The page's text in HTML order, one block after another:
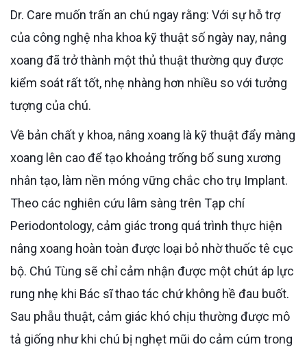
Dr. Care muốn trấn an chú ngay rằng: Với sự hỗ trợ
của công nghệ nha khoa kỹ thuật số ngày nay, nâng
xoang đã trở thành một thủ thuật thường quy được
kiểm soát rất tốt, nhẹ nhàng hơn nhiều so với tưởng
tượng của chú.
Về bản chất y khoa, nâng xoang là kỹ thuật đẩy màng
xoang lên cao để tạo khoảng trống bổ sung xương
nhân tạo, làm nền móng vững chắc cho trụ Implant.
Theo các nghiên cứu lâm sàng trên Tạp chí
Periodontology, cảm giác trong quá trình thực hiện
nâng xoang hoàn toàn được loại bỏ nhờ thuốc tê cục
bộ. Chú Tùng sẽ chỉ cảm nhận được một chút áp lực
rung nhẹ khi Bác sĩ thao tác chứ không hề đau buốt.
Sau phẫu thuật, cảm giác khó chịu thường được mô
tả giống như khi chú bị nghẹt mũi do cảm cúm trong